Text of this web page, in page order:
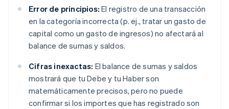
Error de principios: El registro de una transacción
en la categoría incorrecta (p. ej., tratar un gasto de
capital como un gasto de ingresos) no afectará al
balance de sumas y saldos.
Cifras inexactas: El balance de sumas y saldos
mostrará que tu Debe y tu Haber son
matemáticamente precisos, pero no puede
confirmar si los importes que has registrado son